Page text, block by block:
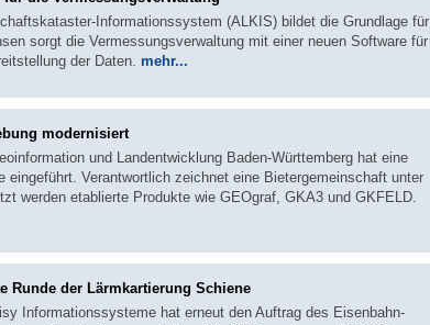
Informationssystem (ALKIS) bildet die Grundlage für
sorgt die Vermessungsverwaltung mit einer neuen Software für
der Daten. mehr...
modernisiert
und Landentwicklung Baden-Württemberg hat eine
eingeführt. Verantwortlich zeichnet eine Bietergemeinschaft unter
werden etablierte Produkte wie GEOgraf, GKA3 und GKFELD.
Runde der Lärmkartierung Schiene
Informationssysteme hat erneut den Auftrag des Eisenbahn-